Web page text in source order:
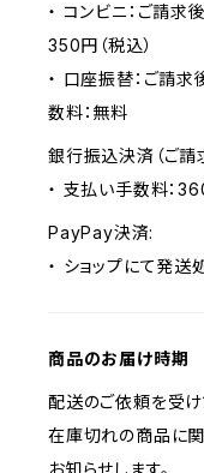
・ コンビニ：ご請求
350円（税込）
・ 口座振替：ご請
数料：無料
銀行振込決済（ご請
・ 支払い手数料：
PayPay決済:
・ ショップにて発送
商品のお届け時期
配送のご依頼を受け
在庫切れの商品に
お知らせします。